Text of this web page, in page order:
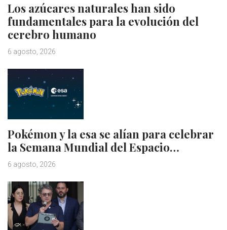
Los azúcares naturales han sido
fundamentales para la evolución del
cerebro humano
6 agosto, 2026
Pokémon y la esa se alían para celebrar
la Semana Mundial del Espacio…
6 agosto, 2026